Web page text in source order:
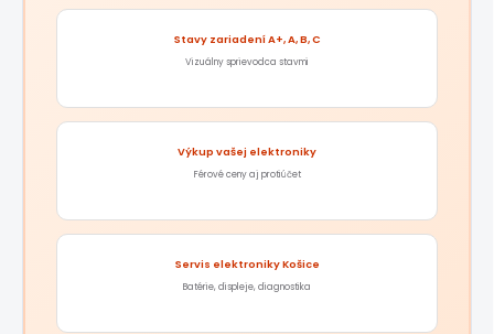
Stavy zariadení A+, A, B, C
Vizuálny sprievodca stavmi
Výkup vašej elektroniky
Férové ceny aj protiúčet
Servis elektroniky Košice
Batérie, displeje, diagnostika